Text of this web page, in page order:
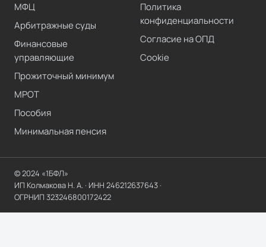
МФЦ
Арбитражные суды
Финансовые
управляющие
Прожиточный минимум
МРОТ
Пособия
Минимальная пенсия
Политика
конфиденциальности
Согласие на ОПД
Cookie
© 2024 «1БФЛ»
ИП Колмакова Н. А. · ИНН 246212637643 ·
ОГРНИП 323246800172422